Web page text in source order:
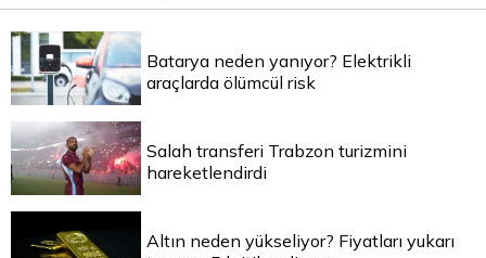
Batarya neden yanıyor? Elektrikli
araçlarda ölümcül risk
Salah transferi Trabzon turizmini
hareketlendirdi
Altın neden yükseliyor? Fiyatları yukarı